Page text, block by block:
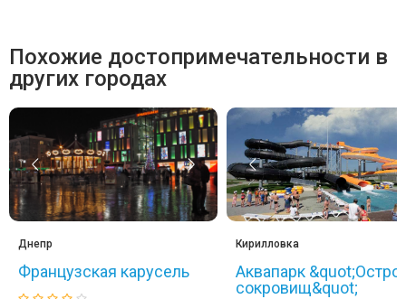
Похожие достопримечательности в
других городах
Днепр
Французская карусель
Кирилловка
Аквапарк
сокровищ&quot;